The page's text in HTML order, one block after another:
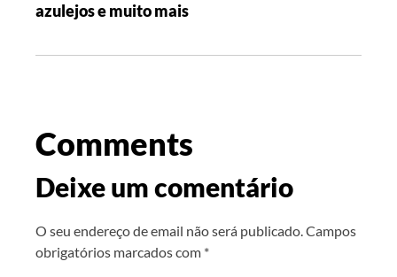
azulejos e muito mais
Comments
Deixe um comentário
O seu endereço de email não será publicado.Campos
obrigatórios marcados com *